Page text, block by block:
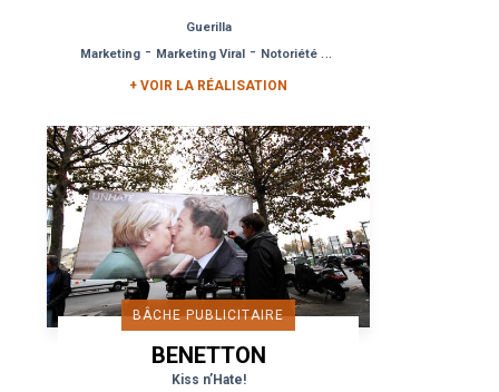
Donner l’illusion que le
monde qui nous entoure
et...
Guerilla
Marketing - Marketing Viral - Notoriété de Marque
+ VOIR LA RÉALISATION
BÂCHE PUBLICITAIRE
BENETTON
Kiss n’Hate!